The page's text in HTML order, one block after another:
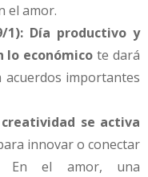
el amor.
1): Día productivo y
lo económico te dará
acuerdos importantes
creatividad se activa
innovar o conectar
En el amor, una